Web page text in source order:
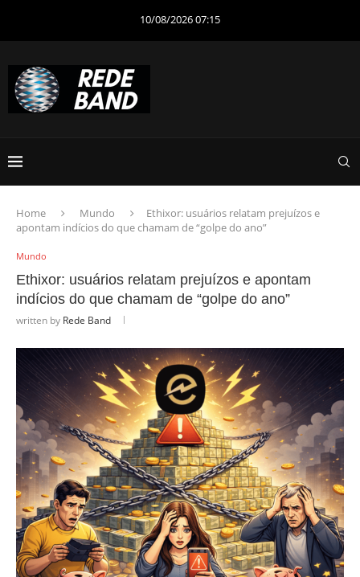
10/08/2026 07:15
Home Mundo
Ethixor: usuários relatam prejuízos e
apontam indícios do que chamam de “golpe do ano”
Mundo
Ethixor: usuários relatam prejuízos e apontam
indícios do que chamam de “golpe do ano”
written by Rede Band